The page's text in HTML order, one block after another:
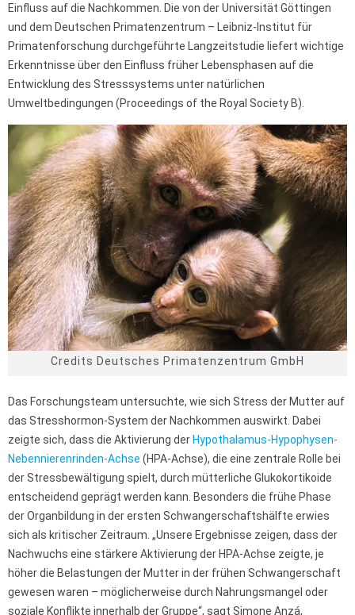
Einfluss auf die Nachkommen. Die von der Universität Göttingen
und dem Deutschen Primatenzentrum – Leibniz-Institut für
Primatenforschung durchgeführte Langzeitstudie liefert wichtige
Erkenntnisse über den Einfluss früher Lebensphasen auf die
Entwicklung des Stresssystems unter natürlichen
Umweltbedingungen (Proceedings of the Royal Society B).
Credits Deutsches Primatenzentrum GmbH
Das Forschungsteam untersuchte, wie sich Stress der Mutter auf
das Stresshormon-System der Nachkommen auswirkt. Dabei
zeigte sich, dass die Aktivierung der Hypothalamus-Hypophysen-
Nebennierenrinden-Achse (HPA-Achse), die eine zentrale Rolle bei
der Stressbewältigung spielt, durch mütterliche Glukokortikoide
entscheidend geprägt werden kann. Besonders die frühe Phase
der Organbildung in der ersten Schwangerschaftshälfte erwies
sich als kritischer Zeitraum. „Unsere Ergebnisse zeigen, dass der
Nachwuchs eine stärkere Aktivierung der HPA-Achse zeigte, je
höher die Belastungen der Mutter in der frühen Schwangerschaft
gewesen waren – möglicherweise durch Nahrungsmangel oder
soziale Konflikte innerhalb der Gruppe“, sagt Simone Anzá,